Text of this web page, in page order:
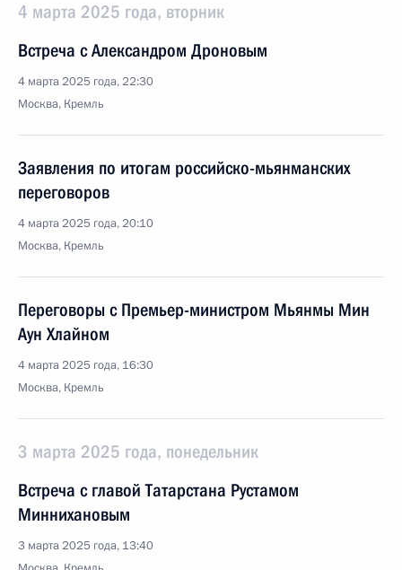
4 марта 2025 года, вторник
Встреча с Александром Дроновым
4 марта 2025 года, 22:30
Москва, Кремль
Заявления по итогам российско-мьянманских
переговоров
4 марта 2025 года, 20:10
Москва, Кремль
Переговоры с Премьер-министром Мьянмы Мин
Аун Хлайном
4 марта 2025 года, 16:30
Москва, Кремль
3 марта 2025 года, понедельник
Встреча с главой Татарстана Рустамом
Миннихановым
3 марта 2025 года, 13:40